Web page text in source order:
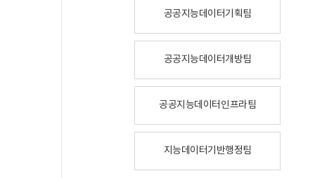
공공지능데이터기획팀
공공지능데이터개방팀
공공지능데이터인프라팀
지능데이터기반행정팀